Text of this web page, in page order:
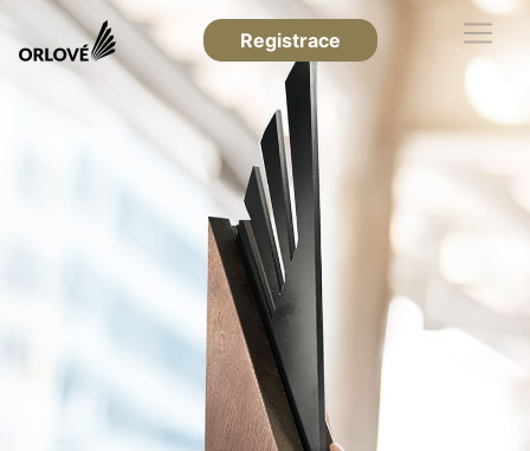
Registrace